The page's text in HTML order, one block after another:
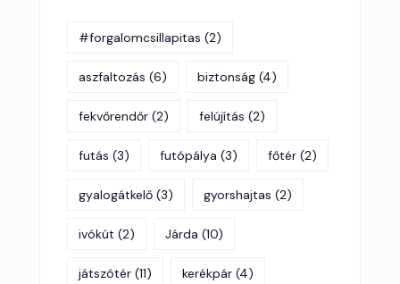
#forgalomcsillapitas (2)
aszfaltozás (6) biztonság (4)
fekvőrendőr (2) felújítás (2)
futás (3) futópálya (3) főtér (2)
gyalogátkelő (3) gyorshajtas (2)
ivókút (2) Járda (10)
játszótér (11) kerékpár (4)